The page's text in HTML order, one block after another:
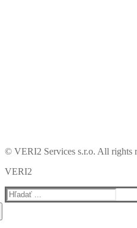
© VERI2 Services s.r.o. All rights
VERI2
Hľadať: